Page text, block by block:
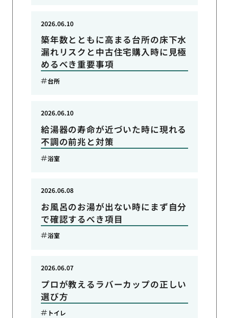
築年数とともに高まる台所の床下水
漏れリスクと中古住宅購入時に見極
めるべき重要事項
2026.06.10
台所
給湯器の寿命が近づいた時に現れる
不調の前兆と対策
2026.06.10
浴室
お風呂のお湯が出ない時にまず自分
で確認するべき項目
2026.06.08
浴室
プロが教えるラバーカップの正しい
選び方
2026.06.07
トイレ